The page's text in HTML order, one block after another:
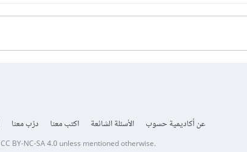
عن أكاديمية حسوب الأسئلة الشائعة اكتب معنا درّب معنا
CC BY-NC-SA 4.0unless mentioned otherwise.